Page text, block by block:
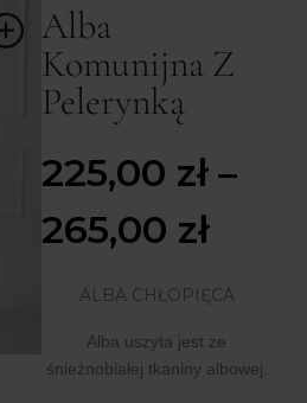
Alba
Komunijna Z
Pelerynką
225,00 zł –
265,00 zł
ALBA CHŁOPIĘCA
Alba uszyta jest ze
śnieżnobiałej tkaniny albowej.